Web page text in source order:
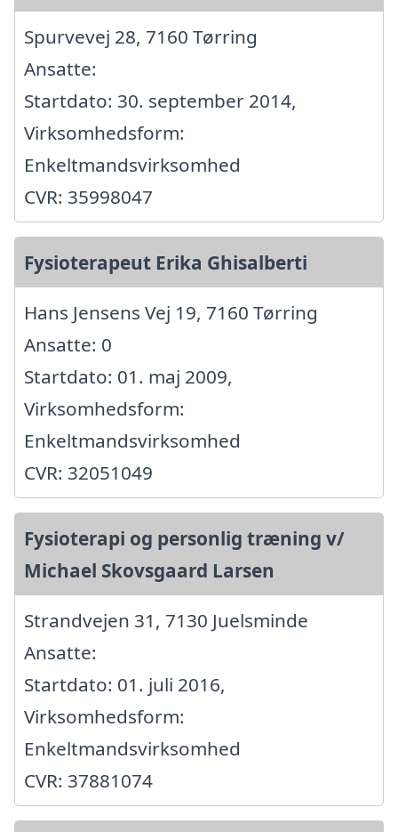
Spurvevej 28, 7160 Tørring
Ansatte:
Startdato: 30. september 2014,
Virksomhedsform:
Enkeltmandsvirksomhed
CVR: 35998047
Fysioterapeut Erika Ghisalberti
Hans Jensens Vej 19, 7160 Tørring
Ansatte: 0
Startdato: 01. maj 2009,
Virksomhedsform:
Enkeltmandsvirksomhed
CVR: 32051049
Fysioterapi og personlig træning v/
Michael Skovsgaard Larsen
Strandvejen 31, 7130 Juelsminde
Ansatte:
Startdato: 01. juli 2016,
Virksomhedsform:
Enkeltmandsvirksomhed
CVR: 37881074